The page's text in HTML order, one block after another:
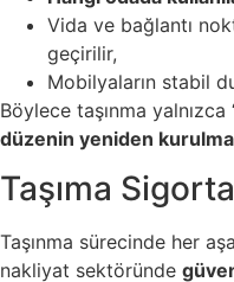
Vida ve bağlantı
geçirilir,
Mobilyaların stabil
Böylece taşınma yalnızca
düzenin yeniden
Taşıma
Taşınma sürecinde her
nakliyat sektöründe